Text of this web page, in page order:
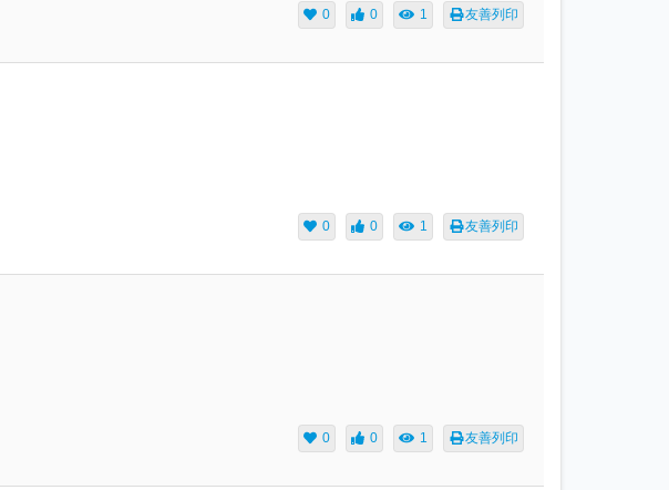
0 0 1 友善列印
0 0 1 友善列印
0 0 1 友善列印